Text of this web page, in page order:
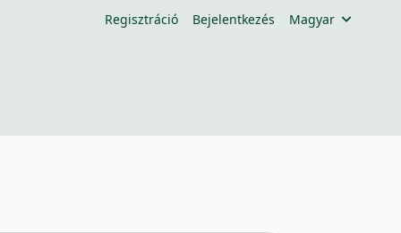
Regisztráció Bejelentkezés Magyar